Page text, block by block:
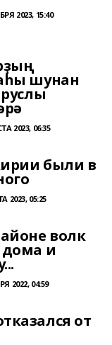
2023, 15:40
шунан
2023, 06:35
были в
2023, 05:25
волк
и
2022, 04:59
от